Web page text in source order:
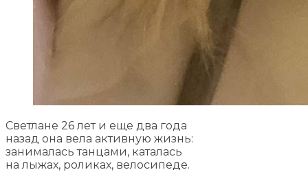
Светлане 26 лет и еще два года
назад она вела активную жизнь:
занималась танцами, каталась
на лыжах, роликах, велосипеде.